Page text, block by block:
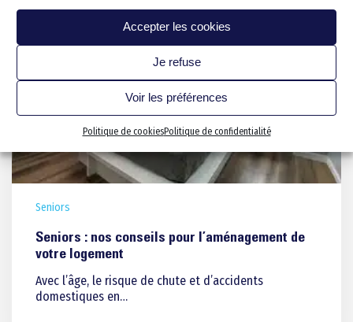
Accepter les cookies
Je refuse
Voir les préférences
Politique de cookiesPolitique de confidentialité
Seniors
Seniors : nos conseils pour l’aménagement de
votre logement
Avec l’âge, le risque de chute et d’accidents
domestiques en…
Extension
Électricité et Domotique
Revêtements de sols
Nos solutions sur-mesure
Les dirigeants fondateurs
Notre expertise pour les ERP
Bailleurs sociaux
Blog